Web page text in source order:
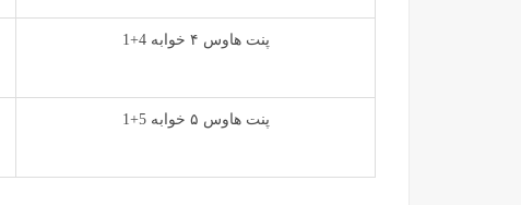
پنت هاوس ۴ خوابه 4+1
پنت هاوس ۵ خوابه 5+1